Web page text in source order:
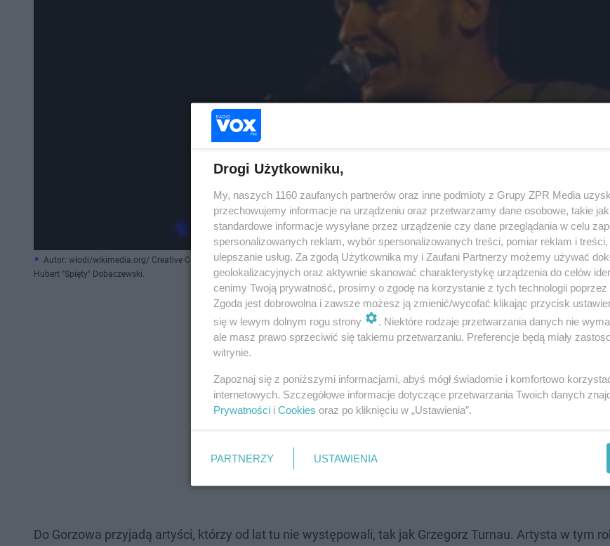
Autor: włodi/wikimedia.org/ Creative Commons
Hubert "Spięty" Dobaczewski.
Do Gorzowa przyjadą artyści, którzy od lat tu nie występowali, tak jak Grzegorz Turnau. Artysta w tym
Drogi Użytkowniku,
My, naszych 1160 zaufanych partnerów oraz inne podmioty z Grupy ZPR Media
przechowujemy informacje na urządzeniu oraz przetwarzamy dane osobowe, takie
standardowe informacje wysyłane przez urządzenie czy dane przeglądania w celu
spersonalizowanych reklam, wybór spersonalizowanych treści, pomiar reklam i
ulepszanie usług. Za zgodą Użytkownika my i Zaufani Partnerzy możemy używać
geolokalizacyjnych oraz aktywnie skanować charakterystykę urządzenia do celów
cenimy Twoją prywatność, prosimy o zgodę na korzystanie z tych technologii poprzez
Zgoda jest dobrowolna i zawsze możesz ją zmienić/wycofać klikając przycisk
się w lewym dolnym rogu strony
. Niektóre rodzaje przetwarzania danych nie
ale masz prawo sprzeciwić się takiemu przetwarzaniu. Preferencje będą miały
witrynie.
Zapoznaj się z poniższymi informacjami, abyś mógł świadomie i komfortowo
internetowych. Szczegółowe informacje dotyczące przetwarzania Twoich danych
Prywatności i Cookies oraz po kliknięciu w „Ustawienia”.
PARTNERZY USTAWIENIA